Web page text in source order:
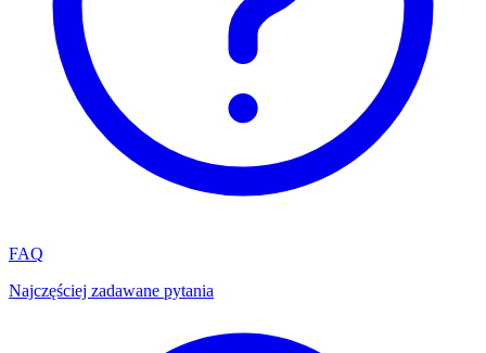
FAQ
Najczęściej zadawane pytania